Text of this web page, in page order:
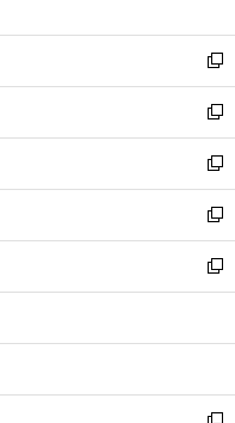
開
く
ウ
で
開
く
ン
ド
ウ
で
開
く
ウ
ィ
ン
ド
ウ
で
開
く
新
し
い
ウ
ィ
ン
ド
ウ
で
開
新
し
い
ウ
ィ
ン
ド
ウ
開
新
し
い
ウ
ィ
ン
ウ
開
新
し
い
ウ
ン
ウ
新
し
ウ
ン